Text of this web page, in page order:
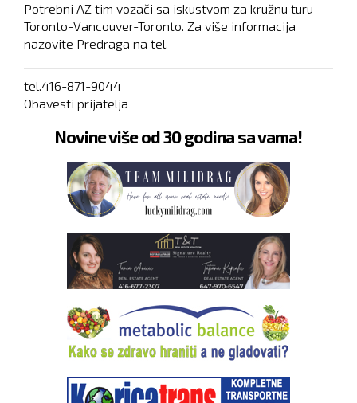
Potrebni AZ tim vozači sa iskustvom za kružnu turu
Toronto-Vancouver-Toronto. Za više informacija
nazovite Predraga na tel.
tel.416-871-9044
Obavesti prijatelja
Novine više od 30 godina sa vama!